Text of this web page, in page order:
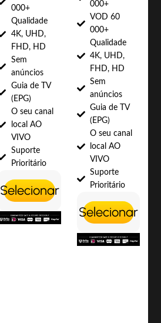
000+
Qualidade
4K, UHD,
FHD, HD
Sem
anúncios
Guia de TV
(EPG)
O seu canal
local AO
VIVO
Suporte
Prioritário
Selecionar
000+
VOD 60
000+
Qualidade
4K, UHD,
FHD, HD
Sem
anúncios
Guia de TV
(EPG)
O seu canal
local AO
VIVO
Suporte
Prioritário
Selecionar